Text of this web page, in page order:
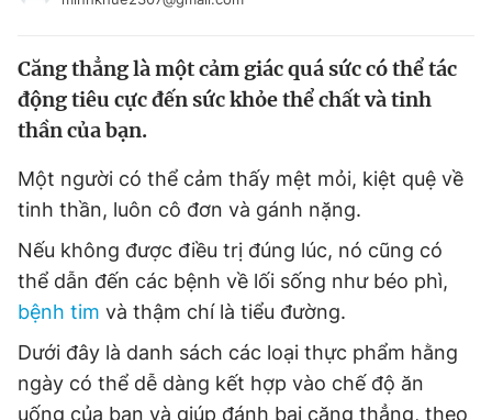
Tin thị trường Tin 360
Video
Sản phẩm khác
Tiện ích Bạn cần biết
Thông tin tòa soạn Liên hệ quảng cáo
Căng thẳng là một cảm giác quá sức có thể tác
động tiêu cực đến sức khỏe thể chất và tinh
thần của bạn.
Một người có thể cảm thấy mệt mỏi, kiệt quệ về
tinh thần, luôn cô đơn và gánh nặng.
Nếu không được điều trị đúng lúc, nó cũng có
thể dẫn đến các bệnh về lối sống như béo phì,
bệnh tim và thậm chí là tiểu đường.
Dưới đây là danh sách các loại thực phẩm hằng
ngày có thể dễ dàng kết hợp vào chế độ ăn
uống của bạn và giúp đánh bại căng thẳng, theo